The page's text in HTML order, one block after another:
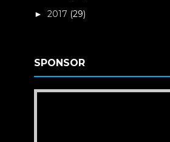
►2017 (29)
SPONSOR